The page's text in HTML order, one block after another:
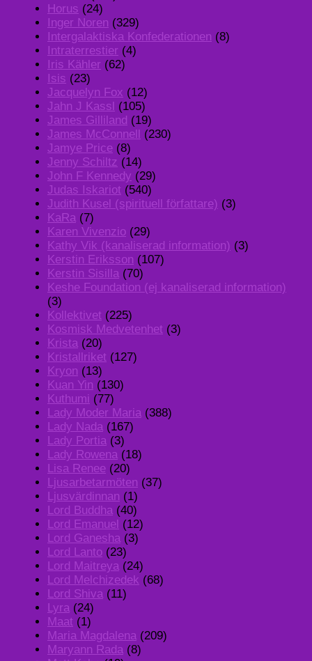
Horus (24)
Inger Noren (329)
Intergalaktiska Konfederationen (8)
Intraterrestier (4)
Iris Kähler (62)
Isis (23)
Jacquelyn Fox (12)
Jahn J Kassl (105)
James Gilliland (19)
James McConnell (230)
Jamye Price (8)
Jenny Schiltz (14)
John F Kennedy (29)
Judas Iskariot (540)
Judith Kusel (spirituell författare) (3)
KaRa (7)
Karen Vivenzio (29)
Kathy Vik (kanaliserad information) (3)
Kerstin Eriksson (107)
Kerstin Sisilla (70)
Keshe Foundation (ej kanaliserad information)
(3)
Kollektivet (225)
Kosmisk Medvetenhet (3)
Krista (20)
Kristallriket (127)
Kryon (13)
Kuan Yin (130)
Kuthumi (77)
Lady Moder Maria (388)
Lady Nada (167)
Lady Portia (3)
Lady Rowena (18)
Lisa Renee (20)
Ljusarbetarmöten (37)
Ljusvärdinnan (1)
Lord Buddha (40)
Lord Emanuel (12)
Lord Ganesha (3)
Lord Lanto (23)
Lord Maitreya (24)
Lord Melchizedek (68)
Lord Shiva (11)
Lyra (24)
Maat (1)
Maria Magdalena (209)
Maryann Rada (8)